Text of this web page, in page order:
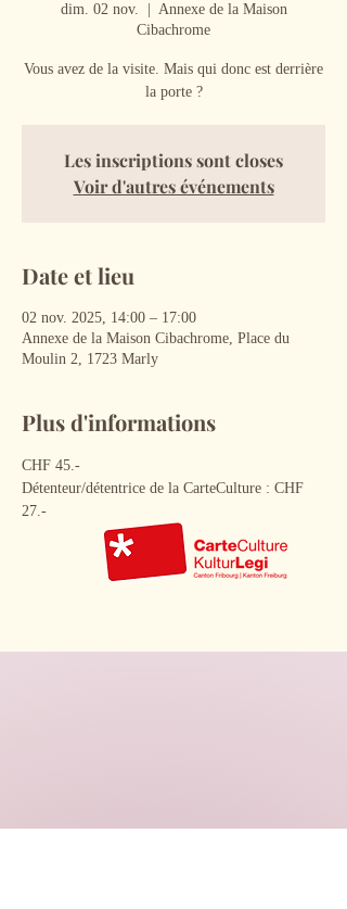
dim. 02 nov.
Annexe de la Maison
Cibachrome
Vous avez de la visite. Mais qui donc est derrière
la porte ?
Les inscriptions sont closes
Voir d'autres événements
Date et lieu
02 nov. 2025, 14:00 – 17:00
Annexe de la Maison Cibachrome, Place du
Moulin 2, 1723 Marly
Plus d'informations
CHF 45.-
Détenteur/détentrice de la CarteCulture : CHF
27.-